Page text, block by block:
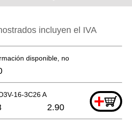
incluyen el IVA
disponible, no se puede pedir
16-3C26 A +
2.90